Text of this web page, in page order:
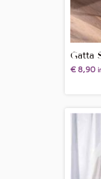
Gatta
€8,90